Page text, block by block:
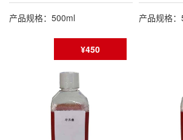
产品规格：500ml
¥450
产品规格